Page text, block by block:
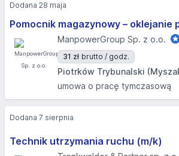
Pomocnik magazynowy – oklejanie
ManpowerGroup Sp. z o.o.
31 zł brutto / godz.
Piotrków Trybunalski
umowa o pracę tymczasową
Dodana 28 maja
Technik utrzymania ruchu (m/k)
Dodana 7 sierpnia